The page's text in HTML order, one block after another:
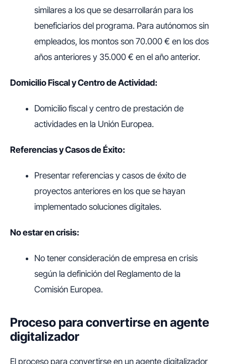
similares a los que se desarrollarán para los
beneficiarios del programa. Para autónomos sin
empleados, los montos son 70.000 € en los dos
años anteriores y 35.000 € en el año anterior.
Domicilio Fiscal y Centro de Actividad:
Domicilio fiscal y centro de prestación de
actividades en la Unión Europea.
Referencias y Casos de Éxito:
Presentar referencias y casos de éxito de
proyectos anteriores en los que se hayan
implementado soluciones digitales.
No estar en crisis:
No tener consideración de empresa en crisis
según la definición del Reglamento de la
Comisión Europea.
Proceso para convertirse en agente
digitalizador
El proceso para convertirse en un agente digitalizador